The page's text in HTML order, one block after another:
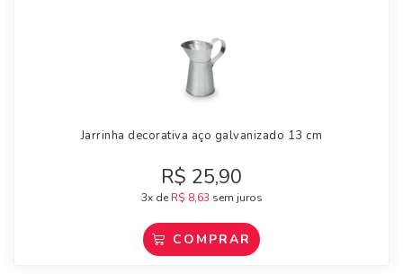
Jarrinha decorativa aço galvanizado 13 cm
R$ 25,90
3x de R$ 8,63 sem juros
COMPRAR